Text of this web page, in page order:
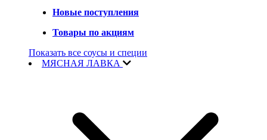
Новые поступления
Товары по акциям
Показать все соусы и специи
МЯСНАЯ ЛАВКА